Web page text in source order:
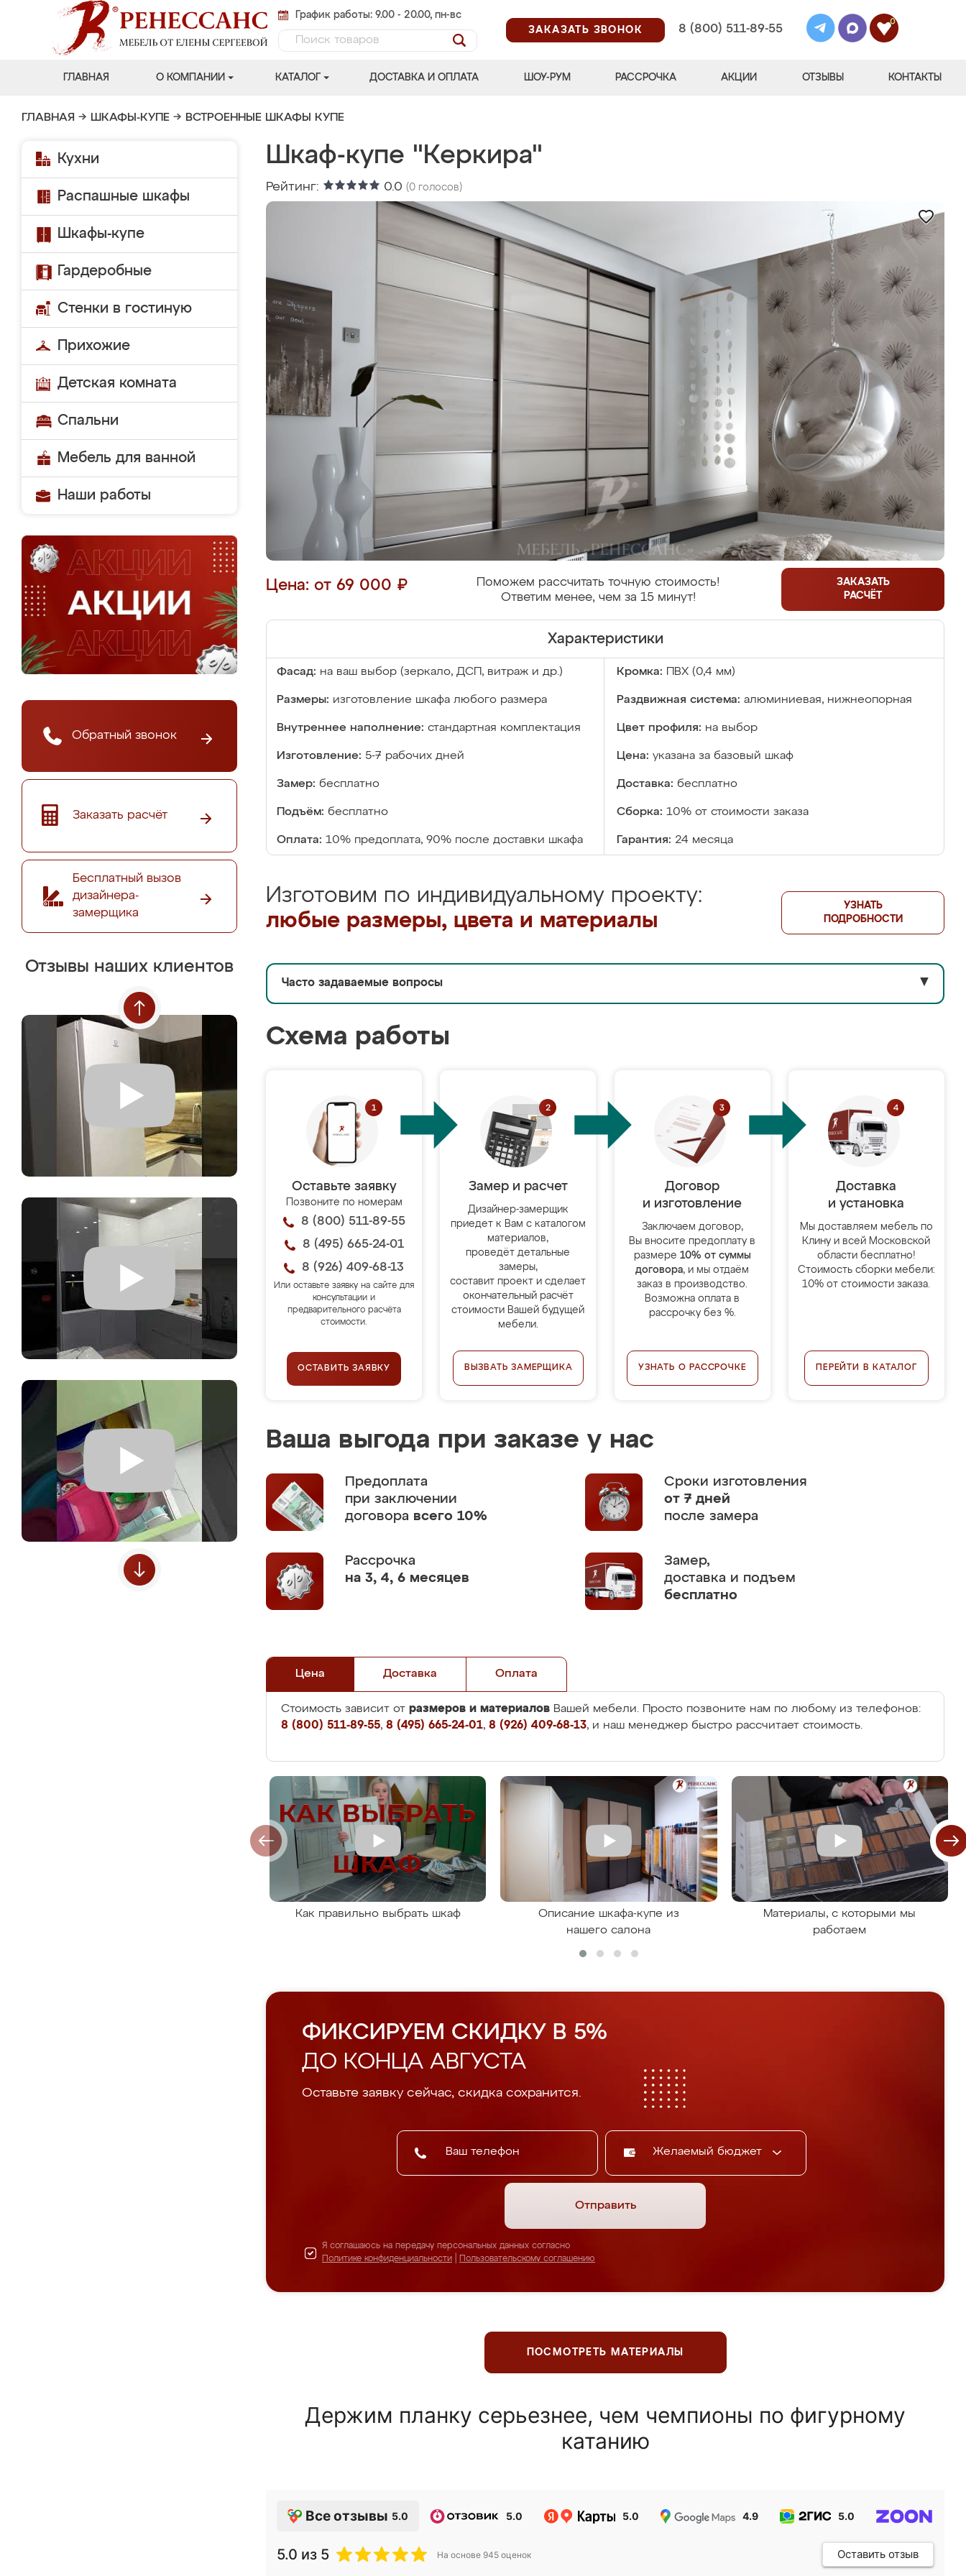
График работы: 9.00 - 20.00, пн-вс
ЗАКАЗАТЬ ЗВОНОК
8 (800) 511-89-55
0
ГЛАВНАЯ О КОМПАНИИ КАТАЛОГ ДОСТАВКА И ОПЛАТА ШОУ-РУМ РАССРОЧКА АКЦИИ ОТЗЫВЫ КОНТАКТЫ
ГЛАВНАЯ → ШКАФЫ-КУПЕ → ВСТРОЕННЫЕ ШКАФЫ КУПЕ
Кухни
Распашные шкафы
Шкафы-купе
Гардеробные
Стенки в гостиную
Прихожие
Детская комната
Спальни
Мебель для ванной
Наши работы
Обратный звонок
Заказать расчёт
Бесплатный вызов
дизайнера-
замерщика
Отзывы наших клиентов
Шкаф-купе "Керкира"
Рейтинг: 0.0 (0 голосов)
Цена: от 69 000 ₽
Поможем рассчитать точную стоимость!
Ответим менее, чем за 15 минут!
ЗАКАЗАТЬ
РАСЧЁТ
Характеристики
Фасад: на ваш выбор (зеркало, ДСП, витраж и др.) Кромка: ПВХ (0,4 мм)
Размеры: изготовление шкафа любого размера Раздвижная система: алюминиевая, нижнеопорная
Внутреннее наполнение: стандартная комплектация Цвет профиля: на выбор
Изготовление: 5-7 рабочих дней Цена: указана за базовый шкаф
Замер: бесплатно Доставка: бесплатно
Подъём: бесплатно Сборка: 10% от стоимости заказа
Оплата: 10% предоплата, 90% после доставки шкафа Гарантия: 24 месяца
Изготовим по индивидуальному проекту:
любые размеры, цвета и материалы
УЗНАТЬ
ПОДРОБНОСТИ
Часто задаваемые вопросы ▼
Схема работы
Оставьте заявку
Позвоните по номерам
8 (800) 511-89-55
8 (495) 665-24-01
8 (926) 409-68-13
Или оставьте заявку на сайте для
консультации и
предварительного расчёта
стоимости.
ОСТАВИТЬ ЗАЯВКУ
Замер и расчет
Дизайнер-замерщик
приедет к Вам с каталогом
материалов,
проведёт детальные
замеры,
составит проект и сделает
окончательный расчёт
стоимости Вашей будущей
мебели.
ВЫЗВАТЬ ЗАМЕРЩИКА
Договор
и изготовление
Заключаем договор,
Вы вносите предоплату в
размере 10% от суммы
договора, и мы отдаём
заказ в производство.
Возможна оплата в
рассрочку без %.
УЗНАТЬ О РАССРОЧКЕ
Доставка
и установка
Мы доставляем мебель по
Клину и всей Московской
области бесплатно!
Стоимость сборки мебели:
10% от стоимости заказа.
ПЕРЕЙТИ В КАТАЛОГ
Ваша выгода при заказе у нас
Предоплата
при заключении
договора всего 10%
Сроки изготовления
от 7 дней
после замера
Рассрочка
на 3, 4, 6 месяцев
Замер,
доставка и подъем
бесплатно
Цена Доставка Оплата
Стоимость зависит от размеров и материалов Вашей мебели. Просто позвоните нам по любому из телефонов:
8 (800) 511-89-55, 8 (495) 665-24-01, 8 (926) 409-68-13, и наш менеджер быстро рассчитает стоимость.
Как правильно выбрать шкаф
Описание шкафа-купе из
нашего салона
Материалы, с которыми мы
работаем
ФИКСИРУЕМ СКИДКУ В 5%
ДО КОНЦА АВГУСТА
Оставьте заявку сейчас, скидка сохранится.
Желаемый бюджет
Отправить
Я соглашаюсь на передачу персональных данных согласно
Политике конфиденциальности
Пользовательскому соглашению
ПОСМОТРЕТЬ МАТЕРИАЛЫ
Держим планку серьезнее, чем чемпионы по фигурному
катанию
Все отзывы 5.0 5.0 5.0 4.9 5.0
5.0 из 5 На основе 945 оценок Оставить отзыв